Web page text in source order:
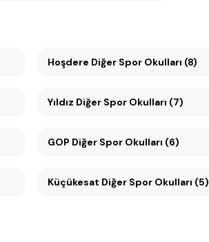
Hoşdere Diğer Spor Okulları (8)
Yıldız Diğer Spor Okulları (7)
GOP Diğer Spor Okulları (6)
Küçükesat Diğer Spor Okulları (5)